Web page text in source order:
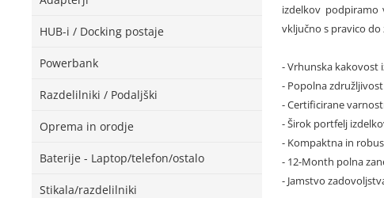
HUB-i / Docking postaje
Powerbank
Razdelilniki / Podaljški
Oprema in orodje
Baterije - Laptop/telefon/ostalo
Stikala/razdelilniki
izdelkov
vključno s pravico
- Vrhunska kakovost
- Popolna
- Certificirane
- Širok portfelj
- Kompaktna in
- 12-Month polna
- Jamstvo